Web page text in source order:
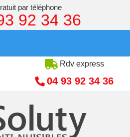
Rdv express
04 93 92 34 36
par téléphone
92 34 36